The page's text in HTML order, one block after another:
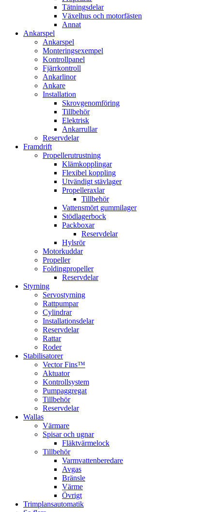
Tätningsdelar
Växelhus och motorfästen
Annat
Ankarspel
Ankarspel
Monteringsexempel
Kontrollpanel
Fjärrkontroll
Ankarlinor
Ankare
Installation
Skrovgenomföring
Tillbehör
Elektrisk
Ankarrullar
Reservdelar
Framdrift
Propellerutrustning
Klämkopplingar
Flexibel koppling
Utvändigt stävlager
Propelleraxlar
Tillbehör
Vattensmört gummilager
Stödlagerbock
Packboxar
Reservdelar
Hylsrör
Motorkuddar
Propeller
Foldingpropeller
Reservdelar
Styrning
Servostyrning
Rattpumpar
Cylindrar
Installationsdelar
Reservdelar
Rattar
Roder
Stabilisatorer
Vector Fins™
Aktuator
Kontrollsystem
Pumpaggregat
Tillbehör
Reservdelar
Wallas
Värmare
Spisar och ugnar
Fläktvärmelock
Tillbehör
Varmvattenberedare
Avgas
Bränsle
Värme
Övrigt
Trimplansautomatik